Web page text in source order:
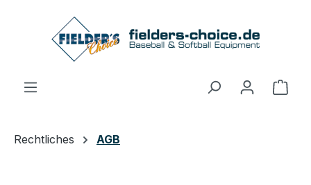
Zum Hauptinhalt springen
Rechtliches AGB